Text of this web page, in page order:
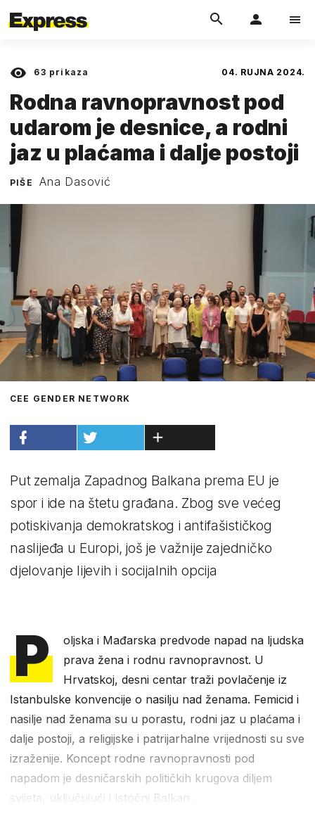
63 prikaza 04. RUJNA 2024.
Rodna ravnopravnost pod
udarom je desnice, a rodni
jaz u plaćama i dalje postoji
PIŠE Ana Dasović
CEE GENDER NETWORK
Put zemalja Zapadnog Balkana prema EU je
spor i ide na štetu građana. Zbog sve većeg
potiskivanja demokratskog i antifašističkog
naslijeđa u Europi, još je važnije zajedničko
djelovanje lijevih i socijalnih opcija
P
oljska i Mađarska predvode napad na ljudska
prava žena i rodnu ravnopravnost. U
Hrvatskoj, desni centar traži povlačenje iz
Istanbulske konvencije o nasilju nad ženama. Femicid i
nasilje nad ženama su u porastu, rodni jaz u plaćama i
dalje postoji, a religijske i patrijarhalne vrijednosti su sve
izraženije. Koncept rodne ravnopravnosti pod
napadom je desničarskih političkih krugova diljem
svijeta, uključujući i Istočni Balkan.